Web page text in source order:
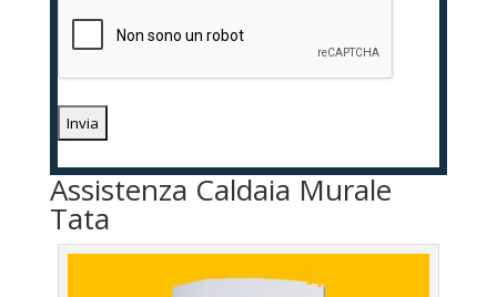
Assistenza Caldaia Murale
Tata